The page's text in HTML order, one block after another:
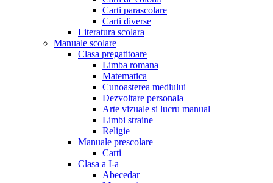
Carti parascolare
Carti diverse
Literatura scolara
Manuale scolare
Clasa pregatitoare
Limba romana
Matematica
Cunoasterea mediului
Dezvoltare personala
Arte vizuale si lucru manual
Limbi straine
Religie
Manuale prescolare
Carti
Clasa a I-a
Abecedar